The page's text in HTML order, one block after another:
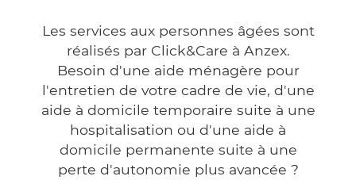
Les services aux personnes âgées sont
réalisés par Click&Care à Anzex.
Besoin d'une aide ménagère pour
l'entretien de votre cadre de vie, d'une
aide à domicile temporaire suite à une
hospitalisation ou d'une aide à
domicile permanente suite à une
perte d'autonomie plus avancée ?